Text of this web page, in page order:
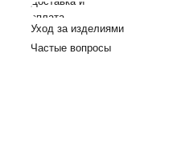
Частые вопросы
Уход за изделиями
оплата